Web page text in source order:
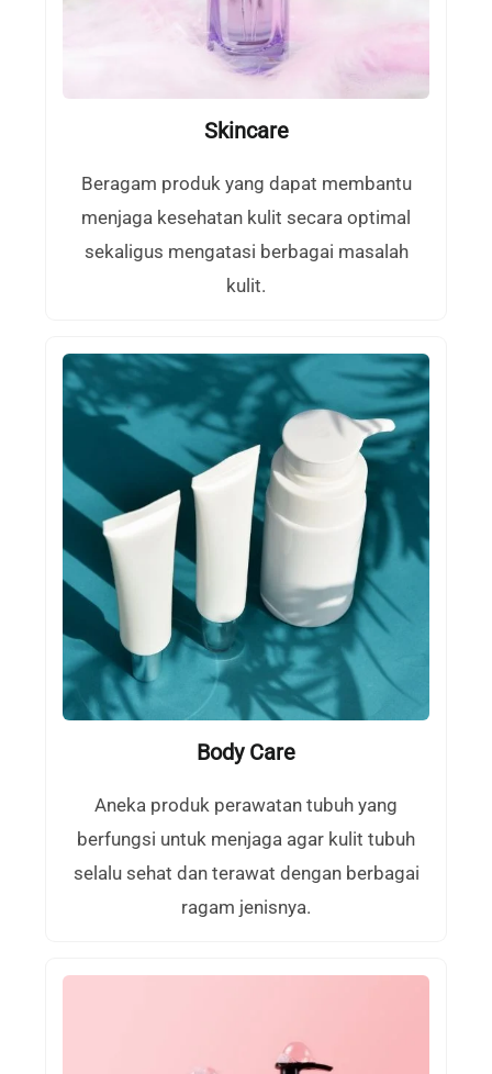
Skincare
Beragam produk yang dapat membantu
menjaga kesehatan kulit secara optimal
sekaligus mengatasi berbagai masalah
kulit.
Body Care
Aneka produk perawatan tubuh yang
berfungsi untuk menjaga agar kulit tubuh
selalu sehat dan terawat dengan berbagai
ragam jenisnya.